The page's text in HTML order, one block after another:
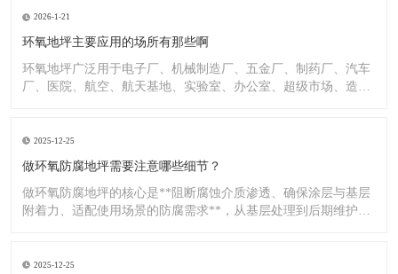
2026-1-21
环氧地坪主要应用的场所有那些啊
环氧地坪广泛用于电子厂、机械制造厂、五金厂、制药厂、汽车
厂、医院、航空、航天基地、实验室、办公室、超级市场、造纸
2025-12-25
做环氧防腐地坪需要注意哪些细节？
做环氧防腐地坪的核心是**阻断腐蚀介质渗透、确保涂层与基层
附着力、适配使用场景的防腐需求**，从基层处理到后期维护，
2025-12-25